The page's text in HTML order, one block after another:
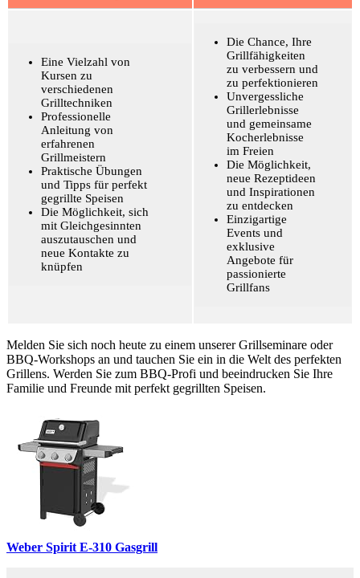
Eine Vielzahl von
Kursen zu
verschiedenen
Grilltechniken
Professionelle
Anleitung von
erfahrenen
Grillmeistern
Praktische Übungen
und Tipps für perfekt
gegrillte Speisen
Die Möglichkeit, sich
mit Gleichgesinnten
auszutauschen und
neue Kontakte zu
knüpfen
Die Chance, Ihre
Grillfähigkeiten
zu verbessern und
zu perfektionieren
Unvergessliche
Grillerlebnisse
und gemeinsame
Kocherlebnisse
im Freien
Die Möglichkeit,
neue Rezeptideen
und Inspirationen
zu entdecken
Einzigartige
Events und
exklusive
Angebote für
passionierte
Grillfans
Melden Sie sich noch heute zu einem unserer Grillseminare oder
BBQ-Workshops an und tauchen Sie ein in die Welt des perfekten
Grillens. Werden Sie zum BBQ-Profi und beeindrucken Sie Ihre
Familie und Freunde mit perfekt gegrillten Speisen.
Weber Spirit E-310 Gasgrill